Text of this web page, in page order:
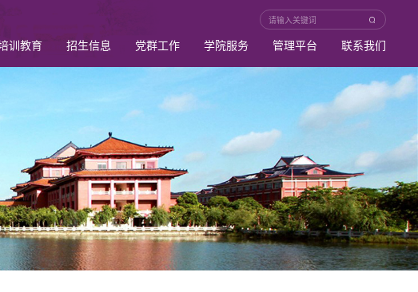
训教育 招生信息 党群工作 学院服务 管理平台 联系我们